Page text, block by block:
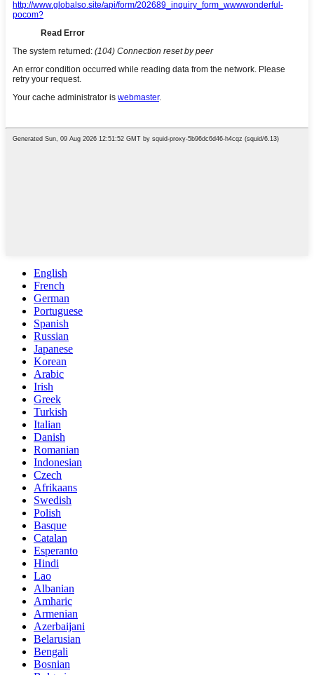
English
French
German
Portuguese
Spanish
Russian
Japanese
Korean
Arabic
Irish
Greek
Turkish
Italian
Danish
Romanian
Indonesian
Czech
Afrikaans
Swedish
Polish
Basque
Catalan
Esperanto
Hindi
Lao
Albanian
Amharic
Armenian
Azerbaijani
Belarusian
Bengali
Bosnian